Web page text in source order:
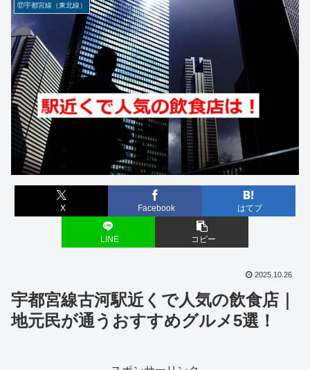
⑰宇都宮線（東北線）
X Facebook はてブ
LINE コピー
2025.10.26
宇都宮線古河駅近くで人気の飲食店｜
地元民が通うおすすめグルメ5選！